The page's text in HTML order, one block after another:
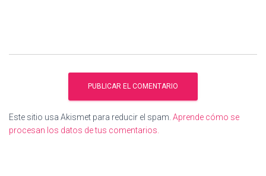
Este sitio usa Akismet para reducir el spam. Aprende cómo se
procesan los datos de tus comentarios.